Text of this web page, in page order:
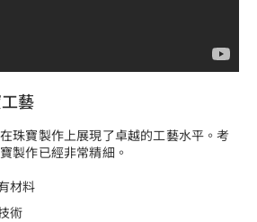
藝
珠寶製作上展現了卓越的工藝水平。考
製作已經非常精細。
材料
術